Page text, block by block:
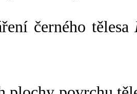
černého tělesa